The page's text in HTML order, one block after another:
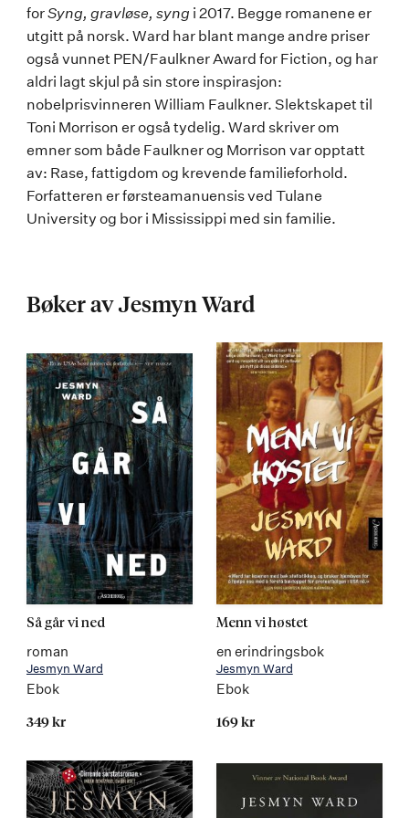
forSyng, gravløse, syng i 2017. Begge romanene er
utgitt på norsk. Ward har blant mange andre priser
også vunnet PEN/Faulkner Award for Fiction, og har
aldri lagt skjul på sin store inspirasjon:
nobelprisvinneren William Faulkner. Slektskapet til
Toni Morrison er også tydelig. Ward skriver om
emner som både Faulkner og Morrison var opptatt
av: Rase, fattigdom og krevende familieforhold.
Forfatteren er førsteamanuensis ved Tulane
University og bor i Mississippi med sin familie.
Bøker av Jesmyn Ward
Så går vi ned
roman
Jesmyn Ward
Ebok
349 kr
Menn vi høstet
en erindringsbok
Jesmyn Ward
Ebok
169 kr